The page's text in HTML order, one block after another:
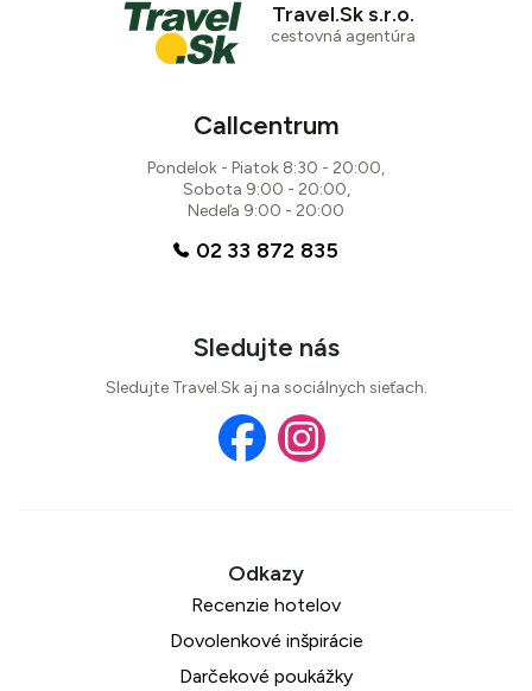
Travel.Sk s.r.o.
cestovná agentúra
Callcentrum
Pondelok - Piatok 8:30 - 20:00,
Sobota 9:00 - 20:00,
Nedeľa 9:00 - 20:00
02 33 872 835
Sledujte nás
Sledujte Travel.Sk aj na sociálnych sieťach.
Recenzie hotelov
Dovolenkové inšpirácie
Darčekové poukážky